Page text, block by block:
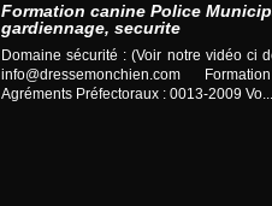
Formation canine Police
gardiennage, securite
Domaine sécurité : (Voir notre vidéo ci
info@dressemonchien.com
Agréments Préfectoraux : 0013-2009 Vo...